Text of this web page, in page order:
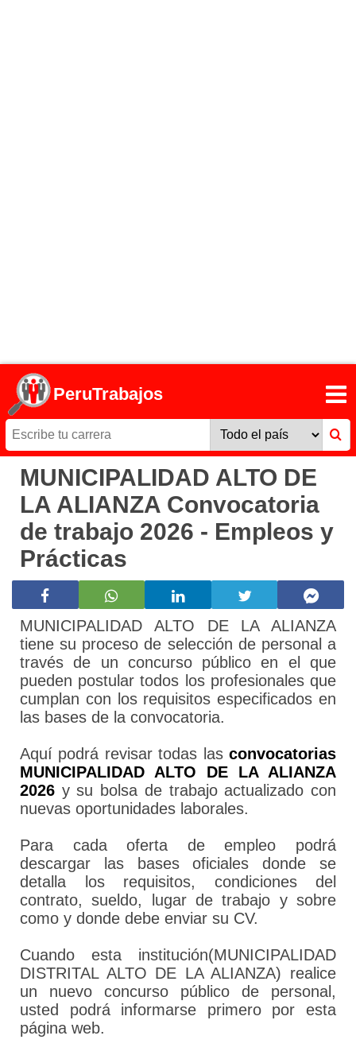
PeruTrabajos
MUNICIPALIDAD ALTO DE
LA ALIANZA Convocatoria
de trabajo 2026 - Empleos y
Prácticas
MUNICIPALIDAD ALTO DE LA ALIANZA
tiene su proceso de selección de personal a
través de un concurso público en el que
pueden postular todos los profesionales que
cumplan con los requisitos especificados en
las bases de la convocatoria.
Aquí podrá revisar todas las convocatorias
MUNICIPALIDAD ALTO DE LA ALIANZA
2026 y su bolsa de trabajo actualizado con
nuevas oportunidades laborales.
Para cada oferta de empleo podrá
descargar las bases oficiales donde se
detalla los requisitos, condiciones del
contrato, sueldo, lugar de trabajo y sobre
como y donde debe enviar su CV.
Cuando esta institución(MUNICIPALIDAD
DISTRITAL ALTO DE LA ALIANZA) realice
un nuevo concurso público de personal,
usted podrá informarse primero por esta
página web.